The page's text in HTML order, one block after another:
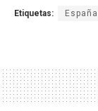
Etiquetas: España